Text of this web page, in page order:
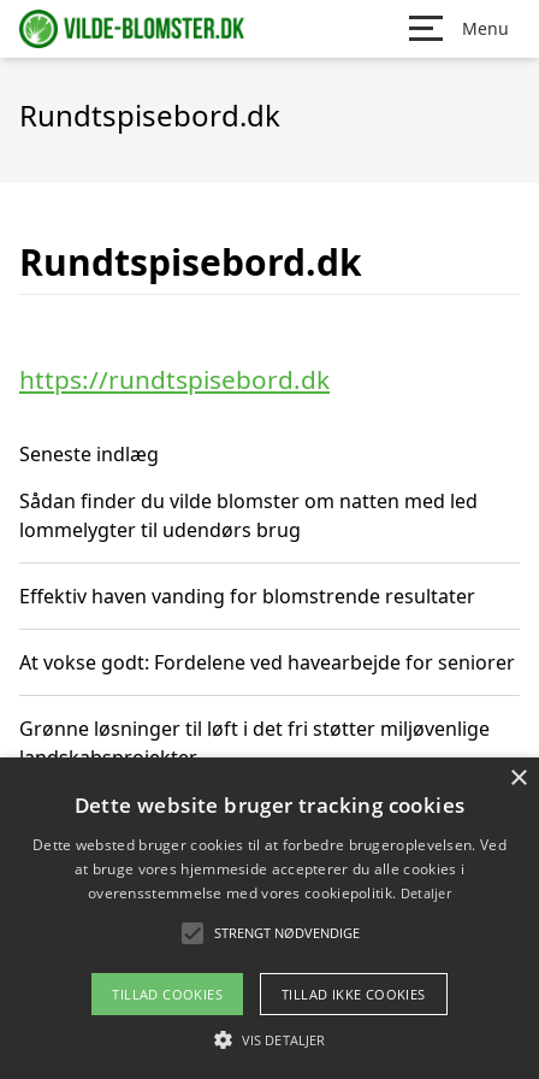
Menu
Rundtspisebord.dk
Rundtspisebord.dk
https://rundtspisebord.dk
Seneste indlæg
Sådan finder du vilde blomster om natten med led
lommelygter til udendørs brug
Effektiv haven vanding for blomstrende resultater
At vokse godt: Fordelene ved havearbejde for seniorer
Grønne løsninger til løft i det fri støtter miljøvenlige
landskabsprojekter
Gør haven til et frirum for familien og naturen
Copyright 2026 - Pilanto Aps
Om / kontakt
Blog Betingelser
×
Dette website bruger tracking cookies
Dette websted bruger cookies til at forbedre brugeroplevelsen. Ved
at bruge vores hjemmeside accepterer du alle cookies i
overensstemmelse med vores cookiepolitik. Detaljer
STRENGT NØDVENDIGE
TILLAD COOKIES TILLAD IKKE COOKIES
VIS DETALJER